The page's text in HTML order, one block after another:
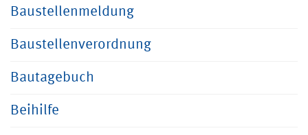
Baustellenmeldung
Baustellenverordnung
Bautagebuch
Beihilfe